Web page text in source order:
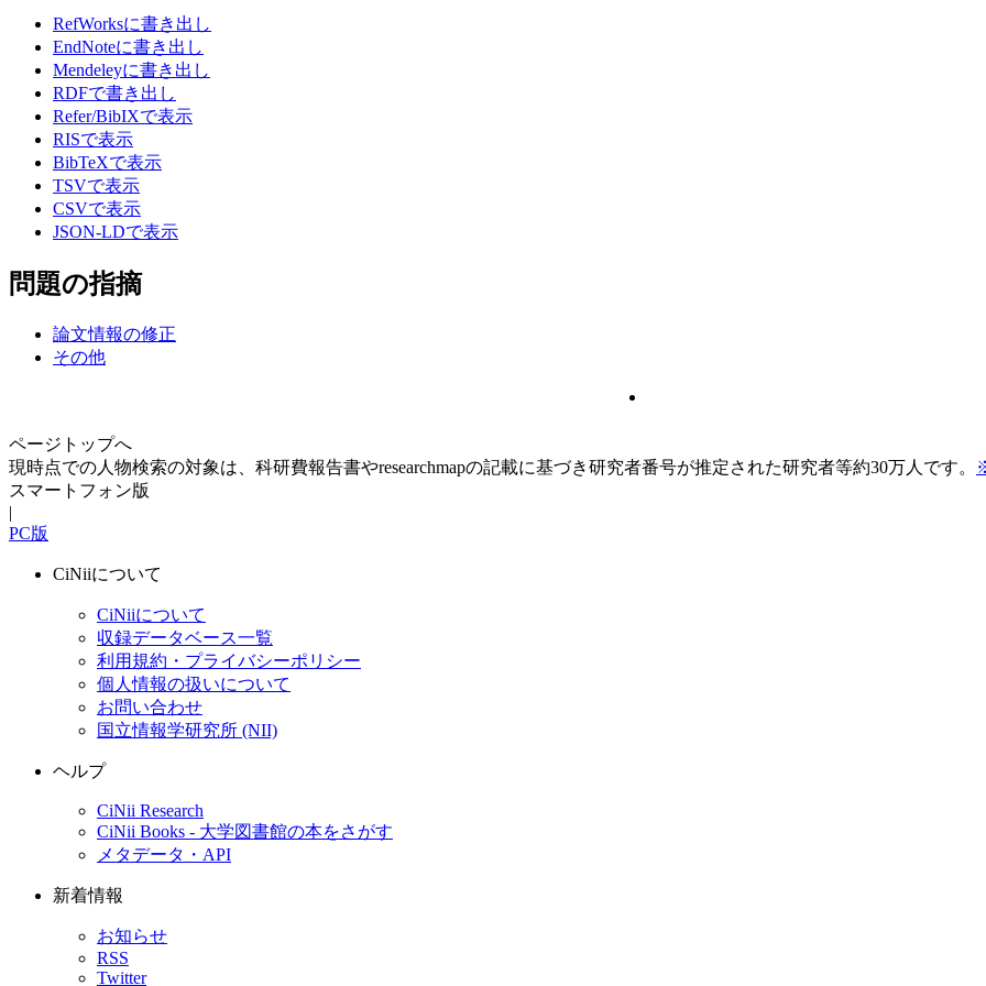
RefWorksに書き出し
EndNoteに書き出し
Mendeleyに書き出し
RDFで書き出し
Refer/BibIXで表示
RISで表示
BibTeXで表示
TSVで表示
CSVで表示
JSON-LDで表示
問題の指摘
論文情報の修正
その他
ページトップへ
現時点での人物検索の対象は、科研費報告書やresearchmapの記載に基づき研究者番号が推定された研究者等約30万人です。
スマートフォン版
|
PC版
CiNiiについて
CiNiiについて
収録データベース一覧
利用規約・プライバシーポリシー
個人情報の扱いについて
お問い合わせ
国立情報学研究所 (NII)
ヘルプ
CiNii Research
CiNii Books - 大学図書館の本をさがす
メタデータ・API
新着情報
お知らせ
RSS
Twitter